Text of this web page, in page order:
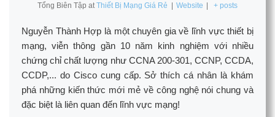
Tổng Biên Tập at Thiết Bị Mạng Giá Rẻ | Website | + posts
Nguyễn Thành Hợp là một chuyên gia về lĩnh vực thiết bị
mạng, viễn thông gần 10 năm kinh nghiệm với nhiều
chứng chỉ chất lượng như CCNA 200-301, CCNP, CCDA,
CCDP,... do Cisco cung cấp. Sở thích cá nhân là khám
phá những kiến thức mới mẻ về công nghệ nói chung và
đặc biệt là liên quan đến lĩnh vực mạng!